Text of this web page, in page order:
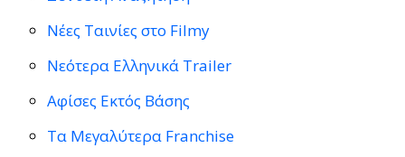
Νέες Ταινίες στο Filmy
Νεότερα Ελληνικά Trailer
Αφίσες Εκτός Βάσης
Τα Μεγαλύτερα Franchise